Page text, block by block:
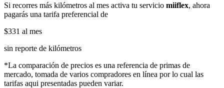
Si recorres más kilómetros al mes activa tu servicio miiflex, ahora
pagarás una tarifa preferencial de
$331 al mes
sin reporte de kilómetros
*La comparación de precios es una referencia de primas de
mercado, tomada de varios compradores en línea por lo cual las
tarifas aqui presentadas pueden variar.